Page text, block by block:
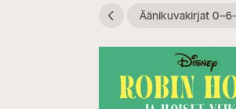
viihdyttävät.
Äänikuvakirjat